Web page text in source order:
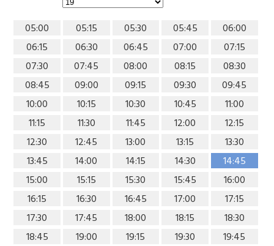
05:00 05:15 05:30 05:45
06:00
06:15
06:30 06:45 07:00
07:15
07:30
07:45 08:00 08:15
08:30
08:45
09:00 09:15 09:30
09:45
10:00
10:15 10:30 10:45
11:00
11:15
11:30 11:45 12:00
12:15
12:30
12:45 13:00 13:15
13:30
13:45
14:00 14:15 14:30
14:45
15:00
15:15 15:30 15:45
16:00
16:15
16:30 16:45 17:00
17:15
17:30
17:45 18:00 18:15
18:30
18:45
19:00 19:15 19:30
19:45